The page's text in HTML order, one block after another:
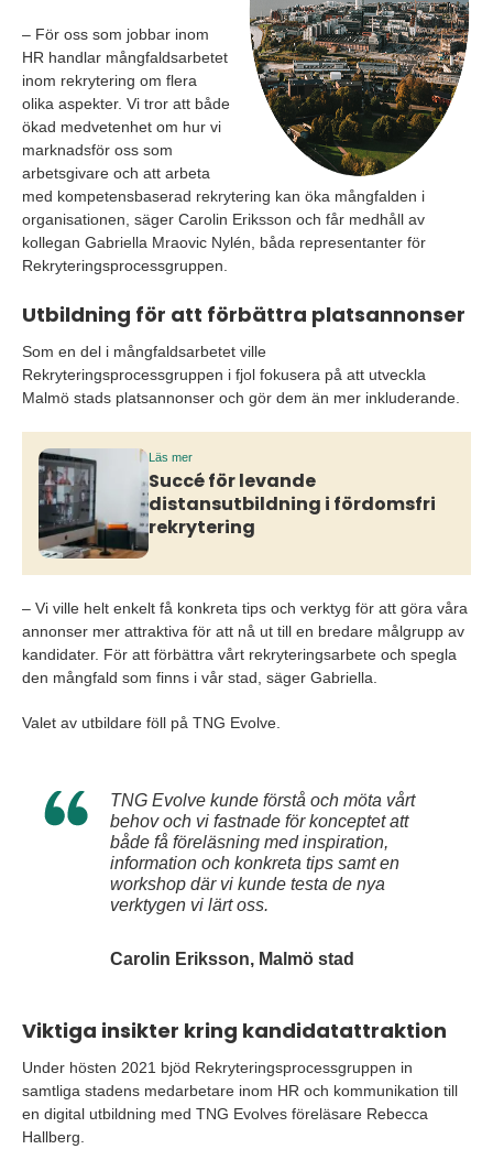
– För oss som jobbar inom
HR handlar mångfaldsarbetet
inom rekrytering om flera
olika aspekter. Vi tror att både
ökad medvetenhet om hur vi
marknadsför oss som
arbetsgivare och att arbeta
med kompetensbaserad rekrytering kan öka mångfalden i
organisationen, säger Carolin Eriksson och får medhåll av
kollegan Gabriella Mraovic Nylén, båda representanter för
Rekryteringsprocessgruppen.
Utbildning för att förbättra platsannonser
Som en del i mångfaldsarbetet ville
Rekryteringsprocessgruppen i fjol fokusera på att utveckla
Malmö stads platsannonser och gör dem än mer inkluderande.
Läs mer
Succé för levande
distansutbildning i fördomsfri
rekrytering
– Vi ville helt enkelt få konkreta tips och verktyg för att göra våra
annonser mer attraktiva för att nå ut till en bredare målgrupp av
kandidater. För att förbättra vårt rekryteringsarbete och spegla
den mångfald som finns i vår stad, säger Gabriella.
Valet av utbildare föll på TNG Evolve.
TNG Evolve kunde förstå och möta vårt
behov och vi fastnade för konceptet att
både få föreläsning med inspiration,
information och konkreta tips samt en
workshop där vi kunde testa de nya
verktygen vi lärt oss.
Carolin Eriksson, Malmö stad
Viktiga insikter kring kandidatattraktion
Under hösten 2021 bjöd Rekryteringsprocessgruppen in
samtliga stadens medarbetare inom HR och kommunikation till
en digital utbildning med TNG Evolves föreläsare Rebecca
Hallberg.